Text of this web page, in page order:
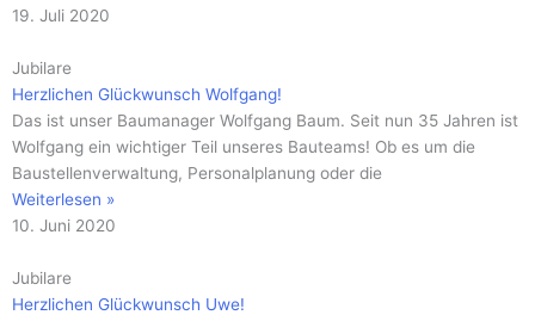
19. Juli 2020
Jubilare
Herzlichen Glückwunsch Wolfgang!
Das ist unser Baumanager Wolfgang Baum. Seit nun 35 Jahren ist
Wolfgang ein wichtiger Teil unseres Bauteams! Ob es um die
Baustellenverwaltung, Personalplanung oder die
Weiterlesen »
10. Juni 2020
Jubilare
Herzlichen Glückwunsch Uwe!